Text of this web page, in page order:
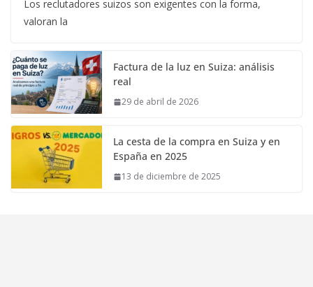
Los reclutadores suizos son exigentes con la forma,
valoran la
Factura de la luz en Suiza: análisis
real
29 de abril de 2026
La cesta de la compra en Suiza y en
España en 2025
13 de diciembre de 2025